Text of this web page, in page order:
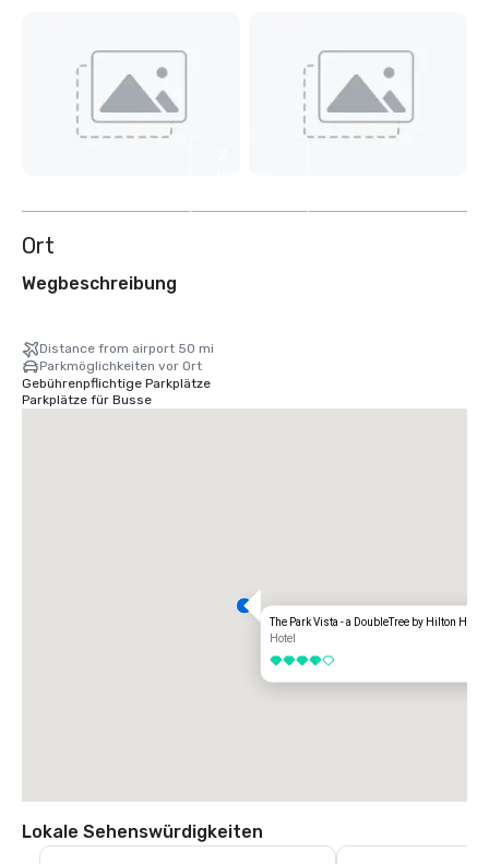
Ort
Wegbeschreibung
Distance from airport 50 mi
Parkmöglichkeiten vor Ort
Gebührenpflichtige Parkplätze
Parkplätze für Busse
The Park Vista - a DoubleTree by Hilton
Hotel
4 von 5
Lokale Sehenswürdigkeiten